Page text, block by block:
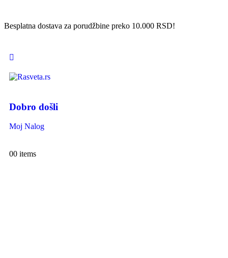
Besplatna dostava za porudžbine preko 10.000 RSD!
Dobro došli
Moj Nalog
00 items